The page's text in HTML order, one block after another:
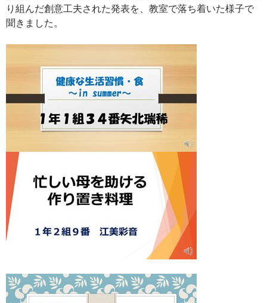
り組んだ創意工夫された発表を、教室で落ち着いた様子で
聞きました。